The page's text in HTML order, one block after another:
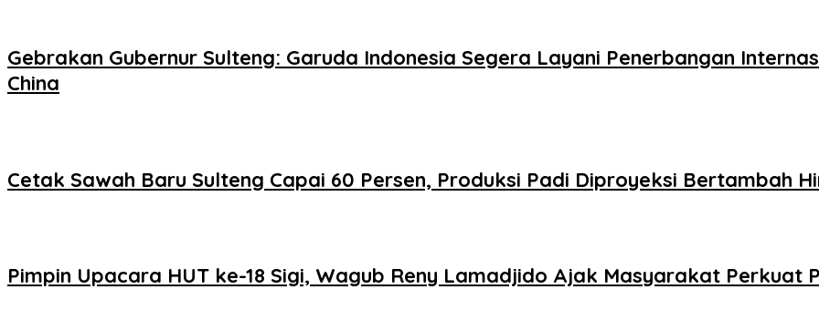
Gebrakan Gubernur Sulteng: Garuda Indonesia Segera Layani Penerbangan
China
Cetak Sawah Baru Sulteng Capai 60 Persen, Produksi Padi Diproyeksi Bertambah
Pimpin Upacara HUT ke-18 Sigi, Wagub Reny Lamadjido Ajak Masyarakat Perkuat